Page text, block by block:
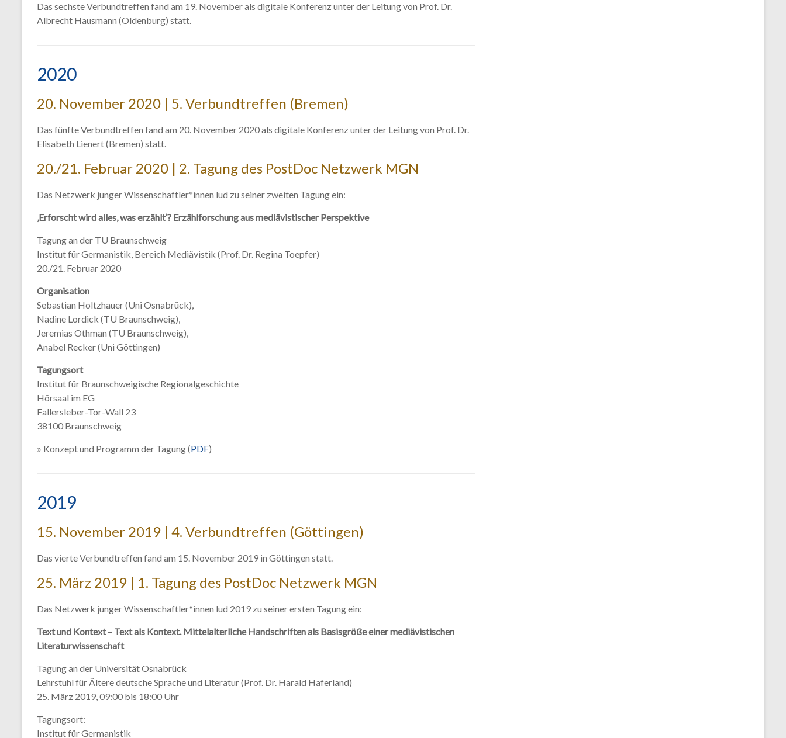
Das sechste Verbundtreffen fand am 19. November als digitale Konferenz unter der Leitung von Prof. Dr.
Albrecht Hausmann (Oldenburg) statt.
2020
20. November 2020 | 5. Verbundtreffen (Bremen)
Das fünfte Verbundtreffen fand am 20. November 2020 als digitale Konferenz unter der Leitung von Prof. Dr.
Elisabeth Lienert (Bremen) statt.
20./21. Februar 2020 | 2. Tagung des PostDoc Netzwerk MGN
Das Netzwerk junger Wissenschaftler*innen lud zu seiner zweiten Tagung ein:
‚Erforscht wird alles, was erzählt‘? Erzählforschung aus mediävistischer Perspektive
Tagung an der TU Braunschweig
Institut für Germanistik, Bereich Mediävistik (Prof. Dr. Regina Toepfer)
20./21. Februar 2020
Organisation
Sebastian Holtzhauer (Uni Osnabrück),
Nadine Lordick (TU Braunschweig),
Jeremias Othman (TU Braunschweig),
Anabel Recker (Uni Göttingen)
Tagungsort
Institut für Braunschweigische Regionalgeschichte
Hörsaal im EG
Fallersleber-Tor-Wall 23
38100 Braunschweig
» Konzept und Programm der Tagung (PDF)
2019
15. November 2019 | 4. Verbundtreffen (Göttingen)
Das vierte Verbundtreffen fand am 15. November 2019 in Göttingen statt.
25. März 2019 | 1. Tagung des PostDoc Netzwerk MGN
Das Netzwerk junger Wissenschaftler*innen lud 2019 zu seiner ersten Tagung ein:
Text und Kontext – Text als Kontext. Mittelalterliche Handschriften als Basisgröße einer mediävistischen
Literaturwissenschaft
Tagung an der Universität Osnabrück
Lehrstuhl für Ältere deutsche Sprache und Literatur (Prof. Dr. Harald Haferland)
25. März 2019, 09:00 bis 18:00 Uhr
Tagungsort:
Institut für Germanistik